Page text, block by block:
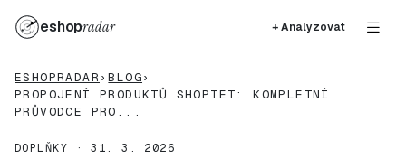
eshopradar + Analyzovat
ESHOPRADAR ›BLOG›
PROPOJENÍ PRODUKTŮ SHOPTET: KOMPLETNÍ
PRŮVODCE PRO...
DOPLŇKY · 31. 3. 2026